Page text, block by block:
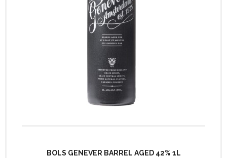
BOLS GENEVER BARREL AGED 42% 1L